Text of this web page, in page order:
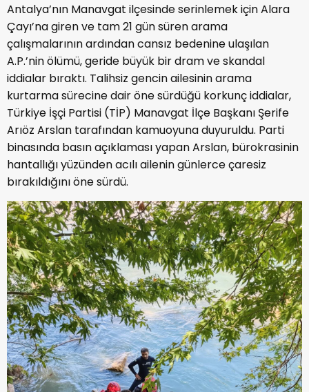
Antalya’nın Manavgat ilçesinde serinlemek için Alara
Çayı’na giren ve tam 21 gün süren arama
çalışmalarının ardından cansız bedenine ulaşılan
A.P.’nin ölümü, geride büyük bir dram ve skandal
iddialar bıraktı. Talihsiz gencin ailesinin arama
kurtarma sürecine dair öne sürdüğü korkunç iddialar,
Türkiye İşçi Partisi (TİP) Manavgat İlçe Başkanı Şerife
Arıöz Arslan tarafından kamuoyuna duyuruldu. Parti
binasında basın açıklaması yapan Arslan, bürokrasinin
hantallığı yüzünden acılı ailenin günlerce çaresiz
bırakıldığını öne sürdü.